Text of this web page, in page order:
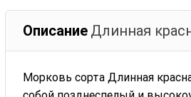
Описание Длинная
Морковь сорта Длинная